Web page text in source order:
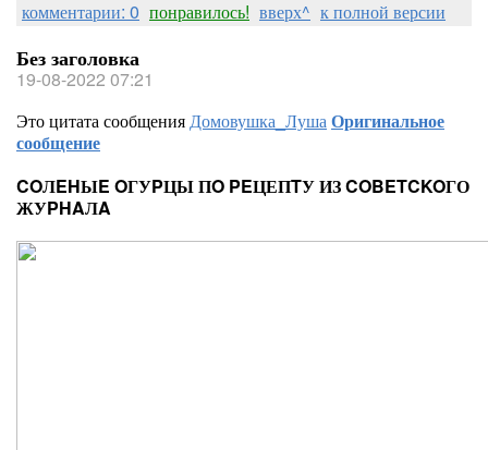
комментарии: 0 понравилось! вверх^ к полной версии
Без заголовка
19-08-2022 07:21
Это цитата сообщенияДомовушка_ЛушаОригинальное
сообщение
COЛEHЫE OГУPЦЫ ПO PEЦЕПTУ ИЗ COBETCKOГО
ЖУPHAЛA